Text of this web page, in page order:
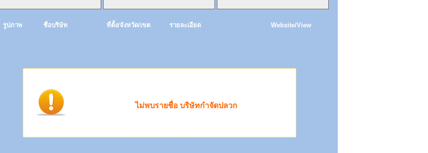
รูปภาพ ชื่อบริษัท ที่ตั้ง/จังหวัด/เขต รายละเอียด Website/View
ไม่พบรายชื่อ บริษัทกำจัดปลวก